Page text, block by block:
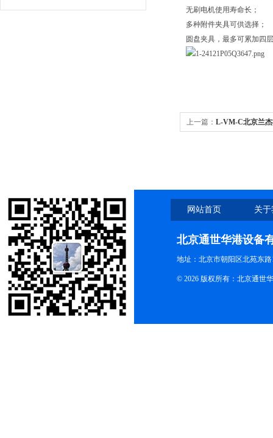
无刷电机使用寿命长；
多种附件夹具可供选择；
圆盘夹具，最多可累加四
上一篇： L-VM-C北京兰
网站首页 关
北京通世华港设备
地址：北京市朝阳区北苑东路
© 2026 版权所有：北京通世